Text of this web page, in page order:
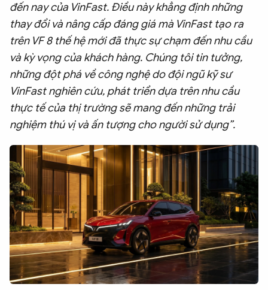
đến nay của VinFast. Điều này khẳng định những
thay đổi và nâng cấp đáng giá mà VinFast tạo ra
trên VF 8 thế hệ mới đã thực sự chạm đến nhu cầu
và kỳ vọng của khách hàng. Chúng tôi tin tưởng,
những đột phá về công nghệ do đội ngũ kỹ sư
VinFast nghiên cứu, phát triển dựa trên nhu cầu
thực tế của thị trường sẽ mang đến những trải
nghiệm thú vị và ấn tượng cho người sử dụng”.